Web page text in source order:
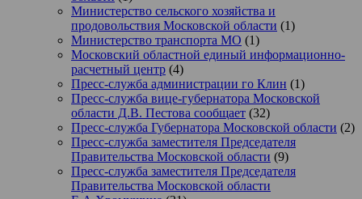
Министерство сельского хозяйства и
продовольствия Московской области (1)
Министерство транспорта МО (1)
Московский областной единый информационно-
расчетный центр (4)
Пресс-служба администрации го Клин (1)
Пресс-служба вице-губернатора Московской
области Д.В. Пестова сообщает (32)
Пресс-служба Губернатора Московской области (2)
Пресс-служба заместителя Председателя
Правительства Московской области (9)
Пресс-служба заместителя Председателя
Правительства Московской области